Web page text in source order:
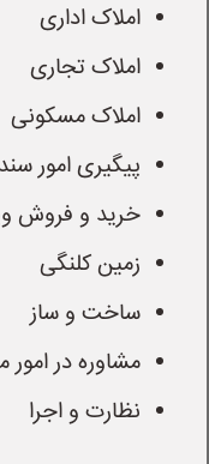
املاک اداری
املاک تجاری
املاک مسکونی
پیگیری امور
خرید و فروش
زمین کلنگی
ساخت و ساز
مشاوره در امور
نظارت و اجرا